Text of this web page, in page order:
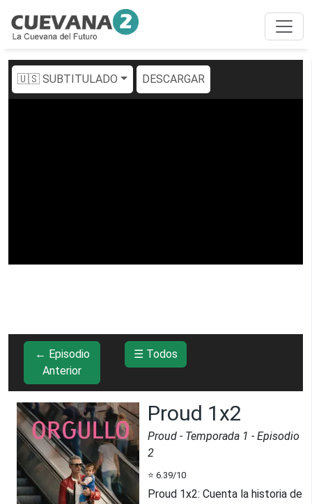
🇺🇸 SUBTITULADO DESCARGAR
← Episodio
Anterior
☰ Todos
Proud 1x2
Proud - Temporada 1 - Episodio
2
⭐ 6.39/10
Proud 1x2: Cuenta la historia de